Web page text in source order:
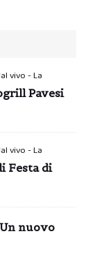
vivo - La
Pavesi
vivo - La
Festa di
Un nuovo